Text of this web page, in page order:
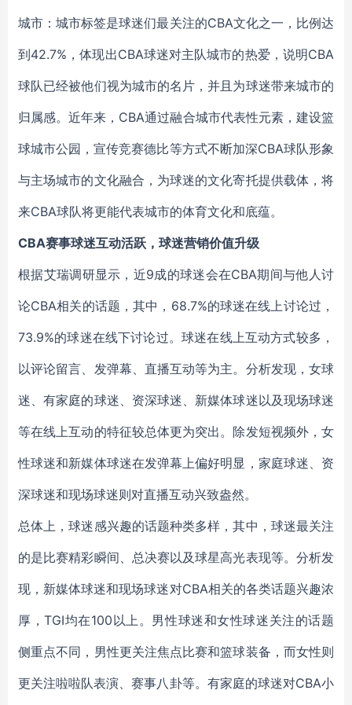
城市：城市标签是球迷们最关注的CBA文化之一，比例达
到42.7%，体现出CBA球迷对主队城市的热爱，说明CBA
球队已经被他们视为城市的名片，并且为球迷带来城市的
归属感。近年来，CBA通过融合城市代表性元素，建设篮
球城市公园，宣传竞赛德比等方式不断加深CBA球队形象
与主场城市的文化融合，为球迷的文化寄托提供载体，将
来CBA球队将更能代表城市的体育文化和底蕴。
CBA赛事球迷互动活跃，球迷营销价值升级
根据艾瑞调研显示，近9成的球迷会在CBA期间与他人讨
论CBA相关的话题，其中，68.7%的球迷在线上讨论过，
73.9%的球迷在线下讨论过。球迷在线上互动方式较多，
以评论留言、发弹幕、直播互动等为主。分析发现，女球
迷、有家庭的球迷、资深球迷、新媒体球迷以及现场球迷
等在线上互动的特征较总体更为突出。除发短视频外，女
性球迷和新媒体球迷在发弹幕上偏好明显，家庭球迷、资
深球迷和现场球迷则对直播互动兴致盎然。
总体上，球迷感兴趣的话题种类多样，其中，球迷最关注
的是比赛精彩瞬间、总决赛以及球星高光表现等。分析发
现，新媒体球迷和现场球迷对CBA相关的各类话题兴趣浓
厚，TGI均在100以上。男性球迷和女性球迷关注的话题
侧重点不同，男性更关注焦点比赛和篮球装备，而女性则
更关注啦啦队表演、赛事八卦等。有家庭的球迷对CBA小